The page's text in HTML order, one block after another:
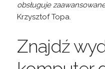
obsługuje
Krzysztof Topa.
Znajdź